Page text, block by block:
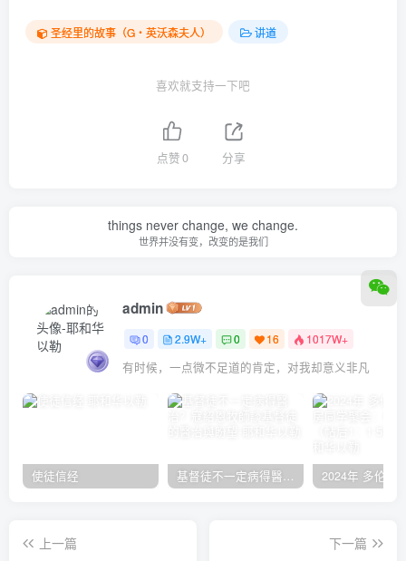
圣经里的故事（G‧英沃森夫人） 讲道
喜欢就支持一下吧
点赞0 分享
things never change, we change.
世界并没有变，改变的是我们
admin
0 2.9W+ 0 16 1017W+
有时候，一点微不足道的肯定，对我却意义非凡
使徒信经 基督徒不一定病得醫治？寇紹恩牧師談基督徒的醫治與盼望
上一篇
下一篇